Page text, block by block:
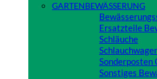
GARTENBEWÄSSERUNG
Ersatzteile
Schläuche
Sonderposten
Sonstiges